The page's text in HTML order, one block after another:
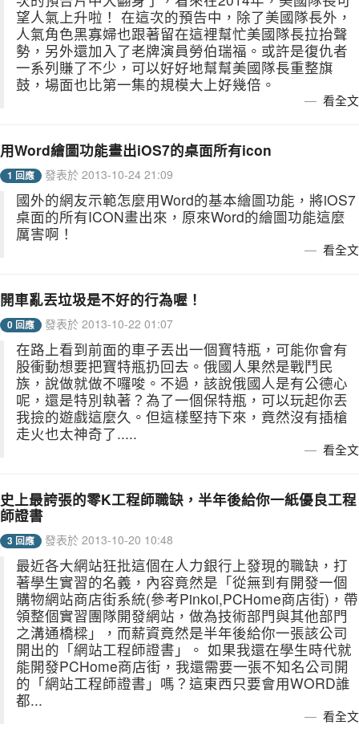
望人氣上升啦！ 在這次的預告中，除了美國隊長外，
人氣角色黑寡婦也跟著留在這裡幫忙美國隊長拉抬聲
勢，另外還加入了老牌演員勞伯瑞福。或許是復仇者
一系列賺了不少，可以好好地幫幫美國隊長重整旗
鼓，場面也比第一集的規模大上好幾倍。
看全文
用Word繪圖功能畫出iOS7的桌面所有icon
1 回應 發表於 2013-10-24 21:09
國外的網友示範怎麼用Word的基本繪圖功能，將iOS7
桌面的所有ICON畫出來，原來Word的繪圖功能這麼
厲害啊！
看全文
開車亂丟垃圾是不好的行為喔！
0 回應 發表於 2013-10-22 01:07
在路上看到前面的車子丟出一個寶特瓶，可能你會有
股衝動想要把寶特瓶扔回去。俄國人果然是戰鬥民
族，說做就做不囉唆。不過，該說俄國人是有公德心
呢，還是特別執著？為了一個保特瓶，可以玩起你丟
我撿的遊戲這麼久。但這樣堅持下來，竟然沒有插槍
走火也太神奇了.....
看全文
史上最誇張的零K工程師職缺，半年後給你一紙優良工程
師證書
3 回應 發表於 2013-10-20 10:48
最近各大網站狂批這個在人力銀行上發現的職缺，打
著學生實習的名義，內容竟然是「從無到有開發一個
購物網站商店街系統(參考Pinkoi,PCHome商店街)，帶
領整個實習團隊開發網站，做為技術部門與其他部門
之溝通橋樑」，而薪資竟然是半年後給你一張該公司
開出的「網站工程師證書」。 如果我還在學生時代就
能開發PCHome商店街，我還需要一張不知名公司開
的「網站工程師證書」嗎？這東西只要會用WORD誰
都...
看全文